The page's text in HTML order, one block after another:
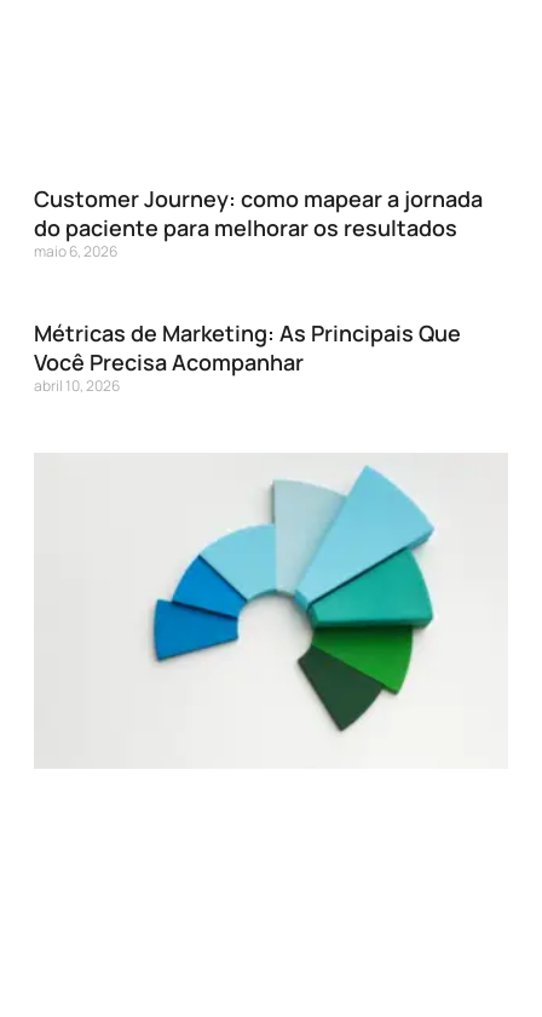
Customer Journey: como mapear a jornada
do paciente para melhorar os resultados
maio 6, 2026
Métricas de Marketing: As Principais Que
Você Precisa Acompanhar
abril 10, 2026